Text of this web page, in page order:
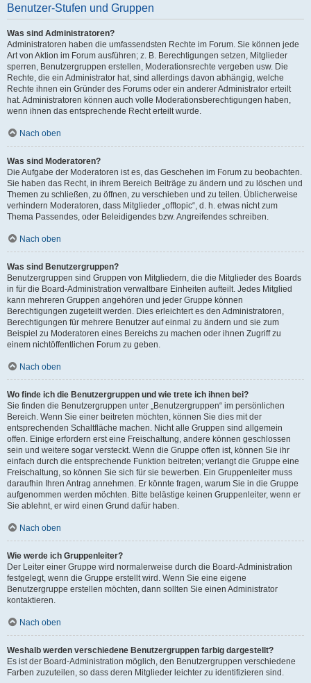
Benutzer-Stufen und Gruppen
Was sind Administratoren?
Administratoren haben die umfassendsten Rechte im Forum. Sie können jede
Art von Aktion im Forum ausführen; z. B. Berechtigungen setzen, Mitglieder
sperren, Benutzergruppen erstellen, Moderationsrechte vergeben usw. Die
Rechte, die ein Administrator hat, sind allerdings davon abhängig, welche
Rechte ihnen ein Gründer des Forums oder ein anderer Administrator erteilt
hat. Administratoren können auch volle Moderationsberechtigungen haben,
wenn ihnen das entsprechende Recht erteilt wurde.
Nach oben
Was sind Moderatoren?
Die Aufgabe der Moderatoren ist es, das Geschehen im Forum zu beobachten.
Sie haben das Recht, in ihrem Bereich Beiträge zu ändern und zu löschen und
Themen zu schließen, zu öffnen, zu verschieben und zu teilen. Üblicherweise
verhindern Moderatoren, dass Mitglieder „offtopic“, d. h. etwas nicht zum
Thema Passendes, oder Beleidigendes bzw. Angreifendes schreiben.
Nach oben
Was sind Benutzergruppen?
Benutzergruppen sind Gruppen von Mitgliedern, die die Mitglieder des Boards
in für die Board-Administration verwaltbare Einheiten aufteilt. Jedes Mitglied
kann mehreren Gruppen angehören und jeder Gruppe können
Berechtigungen zugeteilt werden. Dies erleichtert es den Administratoren,
Berechtigungen für mehrere Benutzer auf einmal zu ändern und sie zum
Beispiel zu Moderatoren eines Bereichs zu machen oder ihnen Zugriff zu
einem nichtöffentlichen Forum zu geben.
Nach oben
Wo finde ich die Benutzergruppen und wie trete ich ihnen bei?
Sie finden die Benutzergruppen unter „Benutzergruppen“ im persönlichen
Bereich. Wenn Sie einer beitreten möchten, können Sie dies mit der
entsprechenden Schaltfläche machen. Nicht alle Gruppen sind allgemein
offen. Einige erfordern erst eine Freischaltung, andere können geschlossen
sein und weitere sogar versteckt. Wenn die Gruppe offen ist, können Sie ihr
einfach durch die entsprechende Funktion beitreten; verlangt die Gruppe eine
Freischaltung, so können Sie sich für sie bewerben. Ein Gruppenleiter muss
daraufhin Ihren Antrag annehmen. Er könnte fragen, warum Sie in die Gruppe
aufgenommen werden möchten. Bitte belästige keinen Gruppenleiter, wenn er
Sie ablehnt, er wird einen Grund dafür haben.
Nach oben
Wie werde ich Gruppenleiter?
Der Leiter einer Gruppe wird normalerweise durch die Board-Administration
festgelegt, wenn die Gruppe erstellt wird. Wenn Sie eine eigene
Benutzergruppe erstellen möchten, dann sollten Sie einen Administrator
kontaktieren.
Nach oben
Weshalb werden verschiedene Benutzergruppen farbig dargestellt?
Es ist der Board-Administration möglich, den Benutzergruppen verschiedene
Farben zuzuteilen, so dass deren Mitglieder leichter zu identifizieren sind.